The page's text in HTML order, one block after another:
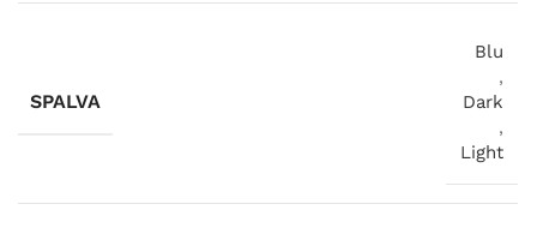
SPALVA
Blu
,
Dark
,
Light